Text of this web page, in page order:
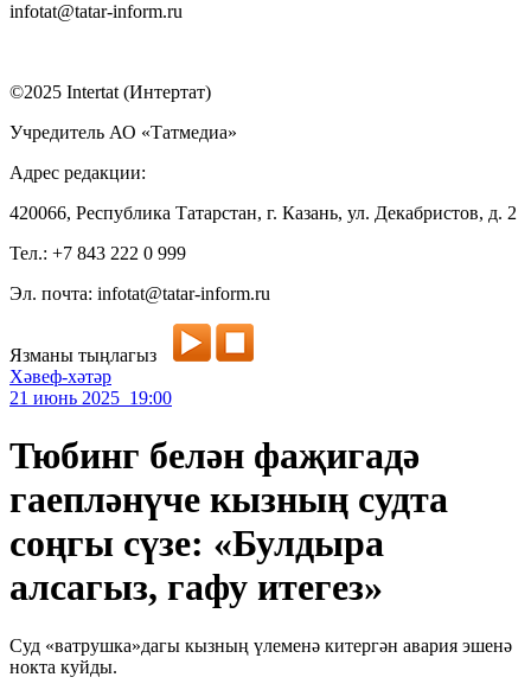
infotat@tatar-inform.ru
©2025 Intertat (Интертат)
Учредитель АО «Татмедиа»
Адрес редакции:
420066, Республика Татарстан, г. Казань, ул. Декабристов, д. 2
Тел.: +7 843 222 0 999
Эл. почта: infotat@tatar-inform.ru
Язманы тыңлагыз
Хәвеф-хәтәр
21 июнь 2025 19:00
Тюбинг белән фаҗигадә
гаепләнүче кызның судта
соңгы сүзе: «Булдыра
алсагыз, гафу итегез»
Суд «ватрушка»дагы кызның үлеменә китергән авария эшенә
нокта куйды.